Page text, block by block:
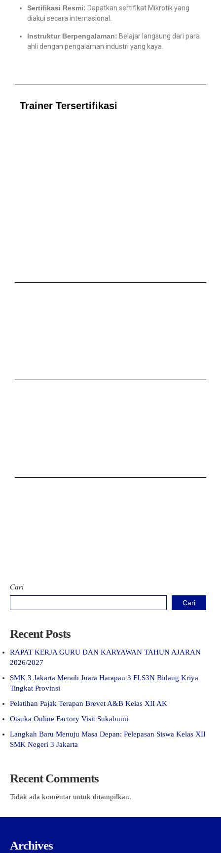
Sertifikasi Resmi: Dapatkan sertifikat Mikrotik yang
diakui secara internasional.
Instruktur Berpengalaman: Belajar langsung dari para
ahli dengan pengalaman industri yang kaya.
Trainer Tersertifikasi
Cari
Cari
Recent Posts
RAPAT KERJA GURU DAN KARYAWAN TAHUN AJARAN
2026/2027
SMK 3 Jakarta Meraih Juara Harapan 3 FLS3N Bidang Kriya
Tingkat Provinsi
Pelatihan Pajak Terapan Brevet A&B Kelas XII AK
Otsuka Online Factory Visit Sukabumi
Langkah Baru Menuju Masa Depan: Pelepasan Siswa Kelas XII
SMK Negeri 3 Jakarta
Recent Comments
Tidak ada komentar untuk ditampilkan.
Archives